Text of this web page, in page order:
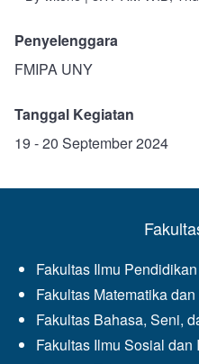
Penyelenggara
FMIPA UNY
Tanggal Kegiatan
19 - 20 September 2024
Fakultas Ilmu Pendidikan
Fakultas Matematika
Fakultas Bahasa, Seni,
Fakultas Ilmu Sosial dan